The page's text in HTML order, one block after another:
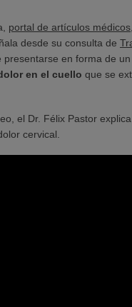
portal de artículos médicos
desde su consulta de
presentarse en forma de un
en el cuello que se
el Dr. Félix Pastor
cervical.